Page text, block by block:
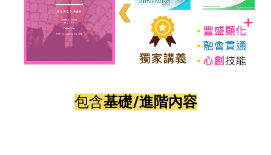
包含基礎/進階內容